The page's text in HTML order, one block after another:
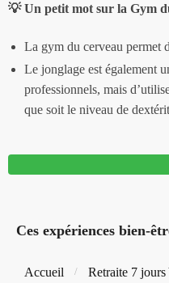
💡 Un petit mot sur la Gym
La gym du cerveau permet
Le jonglage est également
professionnels, mais
que soit le niveau de
Ces expériences bien-
Accueil / Retraite 7 jours